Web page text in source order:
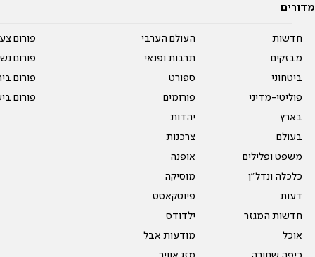
מדורים
חדשות
מבזקים
ביטחוני
פוליטי-מדיני
בארץ
בעולם
משפט ופלילים
כלכלה ונדל"ן
דעות
חדשות המגזר
אוכל
העולם הערבי
תרבות ופנאי
ספורט
פורומים
יהדות
צרכנות
אופנה
מוסיקה
פיוטקאסט
ילדודס
מודעות אבל
פורום
פורום
פורום
פורום